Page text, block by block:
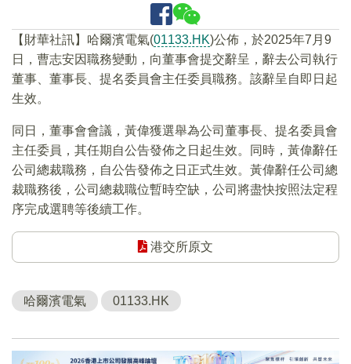
【財華社訊】哈爾濱電氣(01133.HK)公佈，於2025年7月9
日，曹志安因職務變動，向董事會提交辭呈，辭去公司執行
董事、董事長、提名委員會主任委員職務。該辭呈自即日起
生效。
同日，董事會會議，黃偉獲選舉為公司董事長、提名委員會
主任委員，其任期自公告發佈之日起生效。同時，黃偉辭任
公司總裁職務，自公告發佈之日正式生效。黃偉辭任公司總
裁職務後，公司總裁職位暫時空缺，公司將盡快按照法定程
序完成選聘等後續工作。
港交所原文
哈爾濱電氣 01133.HK